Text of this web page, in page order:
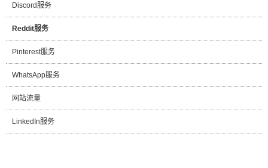
Discord服务
Reddit服务
Pinterest服务
WhatsApp服务
网站流量
LinkedIn服务